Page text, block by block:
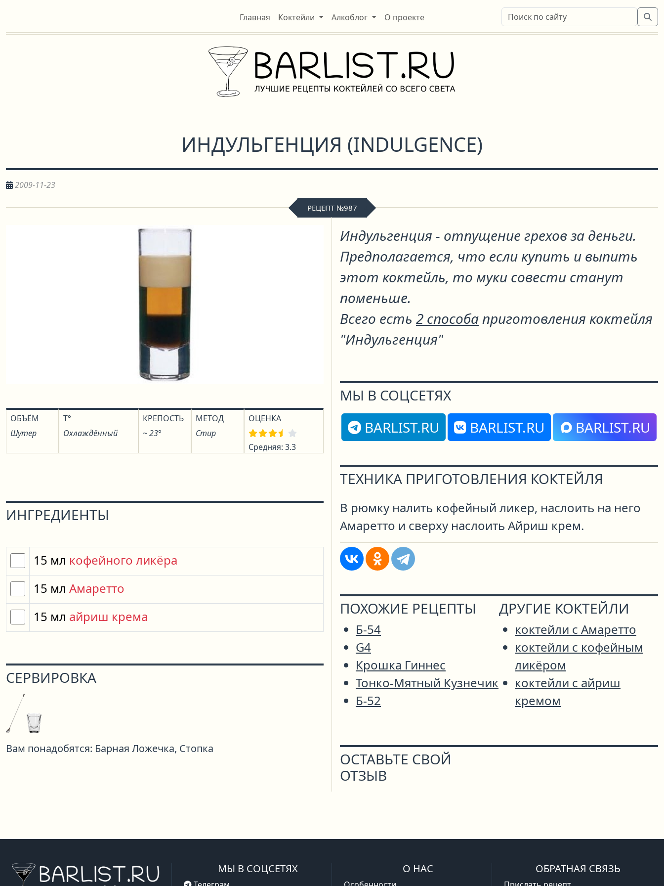
Главная Коктейли Алкоблог О проекте
ИНДУЛЬГЕНЦИЯ (INDULGENCE)
2009-11-23
РЕЦЕПТ №987
ОБЪЁМ
Шутер
T°
Охлаждённый
КРЕПОСТЬ
~ 23°
МЕТОД
Стир
ОЦЕНКА
Средняя: 3.3
ИНГРЕДИЕНТЫ
15 мл кофейного ликёра
15 мл Амаретто
15 мл айриш крема
СЕРВИРОВКА
Вам понадобятся: Барная Ложечка, Стопка
Индульгенция - отпущение грехов за деньги.
Предполагается, что если купить и выпить
этот коктейль, то муки совести станут
поменьше.
Всего есть 2 способаприготовления коктейля
"Индульгенция"
МЫ В СОЦСЕТЯХ
BARLIST.RU
BARLIST.RU BARLIST.RU
ТЕХНИКА ПРИГОТОВЛЕНИЯ КОКТЕЙЛЯ
В рюмку налить кофейный ликер, наслоить на него
Амаретто и сверху наслоить Айриш крем.
ПОХОЖИЕ РЕЦЕПТЫ
Б-54
G4
Крошка Гиннес
Тонко-Мятный Кузнечик
Б-52
ДРУГИЕ КОКТЕЙЛИ
коктейли с Амаретто
коктейли с кофейным
ликёром
коктейли с айриш
кремом
ОСТАВЬТЕ СВОЙ
ОТЗЫВ
МЫ В СОЦСЕТЯХ О НАС ОБРАТНАЯ СВЯЗЬ